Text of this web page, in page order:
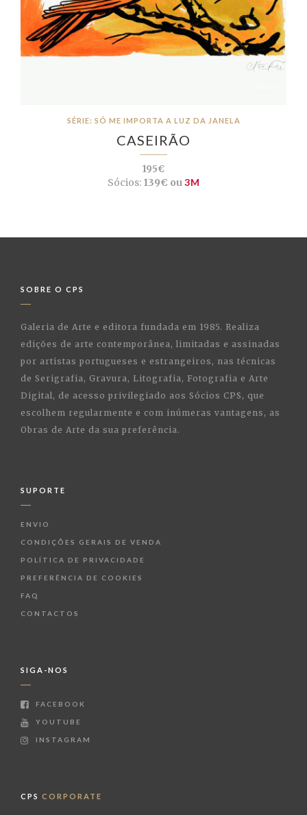
SÉRIE: SÓ ME IMPORTA A LUZ DA JANELA
CASEIRÃO
195€
Sócios:139€ ou3M
SOBRE O CPS
Galeria de Arte e editora fundada em 1985. Realiza
edições de arte contemporânea, limitadas e assinadas
por artistas portugueses e estrangeiros, nas técnicas
de Serigrafia, Gravura, Litografia, Fotografia e Arte
Digital, de acesso privilegiado aos Sócios CPS, que
escolhem regularmente e com inúmeras vantagens, as
Obras de Arte da sua preferência.
SUPORTE
ENVIO
CONDIÇÕES GERAIS DE VENDA
POLÍTICA DE PRIVACIDADE
PREFERÊNCIA DE COOKIES
FAQ
CONTACTOS
SIGA-NOS
FACEBOOK
YOUTUBE
INSTAGRAM
CPS CORPORATE